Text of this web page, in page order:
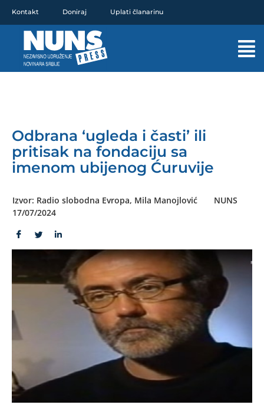
sadržaj
Kontakt Doniraj Uplati članarinu
Odbrana ‘ugleda i časti’ ili
pritisak na fondaciju sa
imenom ubijenog Ćuruvije
Izvor: Radio slobodna Evropa, Mila Manojlović
NUNS
17/07/2024